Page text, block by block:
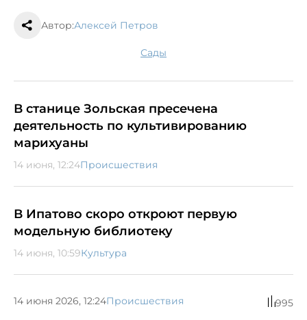
Автор:Алексей Петров
сады
В станице Зольская пресечена
деятельность по культивированию
марихуаны
14 июня, 12:24Происшествия
В Ипатово скоро откроют первую
модельную библиотеку
14 июня, 10:59Культура
14 июня 2026, 12:24Происшествия 995